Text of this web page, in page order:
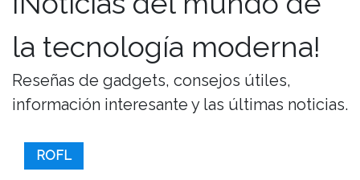
la tecnología moderna!
Reseñas de gadgets, consejos útiles,
información interesante y las últimas noticias.
ROFL